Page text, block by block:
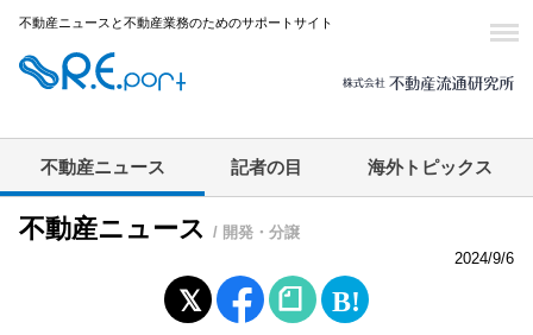
不動産ニュースと不動産業務のためのサポートサイト
不動産ニュース 記者の目 海外トピックス
不動産ニュース / 開発・分譲
2024/9/6